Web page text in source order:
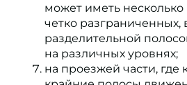
может иметь несколько
четко разграниченных,
разделительной
на различных уровнях;
на проезжей части, где